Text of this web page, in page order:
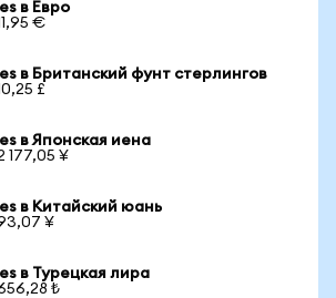
в Евро
€
в Британский фунт стерлингов
£
в Японская иена
177,05 ¥
в Китайский юань
¥
в Турецкая лира
₺